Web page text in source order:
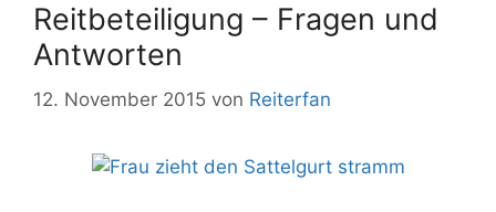
Reitbeteiligung – Fragen und
Antworten
12. November 2015 von Reiterfan